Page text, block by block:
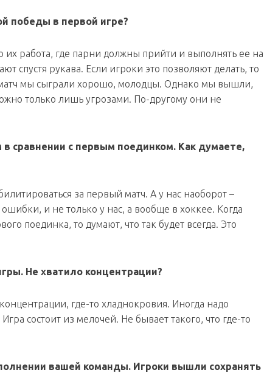
победы в первой игре?
работа, где парни должны прийти и выполнять ее на
спустя рукава. Если игроки это позволяют делать, то
матч мы сыграли хорошо, молодцы. Однако мы вышли,
только лишь угрозами. По-другому они не
сравнении с первым поединком. Как думаете,
за первый матч. А у нас наоборот –
и не только у нас, а вообще в хоккее. Когда
поединка, то думают, что так будет всегда. Это
Не хватило концентрации?
где-то хладнокровия. Иногда надо
состоит из мелочей. Не бывает такого, что где-то
вашей команды. Игроки вышли сохранять